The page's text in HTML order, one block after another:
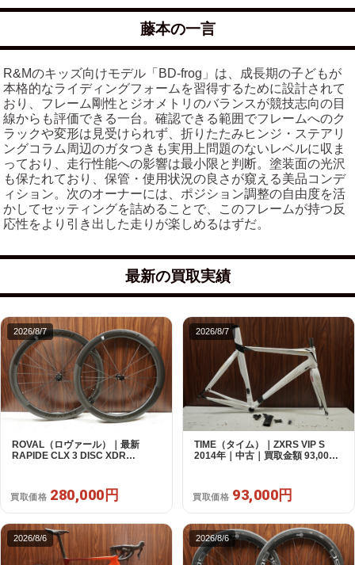
藤本の一言
R&Mのキッズ向けモデル「BD-frog」は、成長期の子どもが
本格的なライディングフォームを習得するために設計されて
おり、フレーム剛性とジオメトリのバランスが競技志向の目
線からも評価できる一台。確認できる範囲でフレームへのク
ラックや変形は見受けられず、折りたたみヒンジ・ステアリ
ングコラム周辺のガタつきも実用上問題のないレベルに収ま
っており、走行性能への影響は最小限と判断。塗装面の光沢
も保たれており、保管・使用状況の良さが窺える美品コンデ
ィション。次のオーナーには、ポジション調整の自由度を活
かしてセッティングを詰めることで、このフレームが持つ反
応性をより引き出した走りが楽しめるはずだ。
最新の買取実績
2026/8/7
ROVAL（ロヴァール）｜最新
RAPIDE CLX 3 DISC XDR
買取価格 280,000円
2026/8/7
TIME（タイム）｜ZXRS VIP S
2014年｜中古｜買取金額 93,000
買取価格 93,000円
2026/8/6 2026/8/6